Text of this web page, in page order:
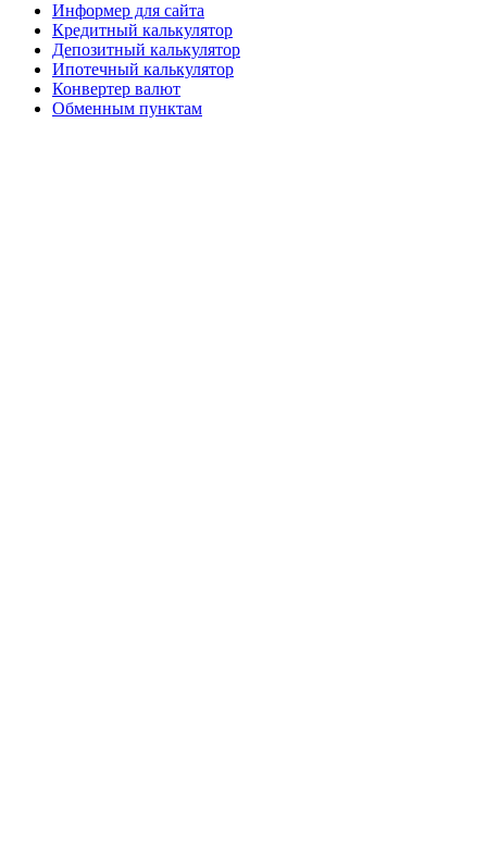
Информер для сайта
Кредитный калькулятор
Депозитный калькулятор
Ипотечный калькулятор
Конвертер валют
Обменным пунктам